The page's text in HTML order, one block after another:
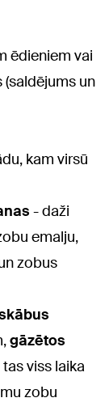
ēdieniem vai
un
kam virsū
- daži
emalju,
zobus
gāzētos
viss laika
zobu